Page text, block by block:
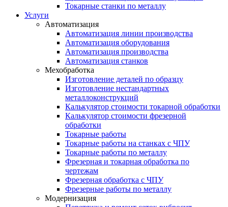
Токарные станки по металлу
Услуги
Автоматизация
Автоматизация линии производства
Автоматизация оборудования
Автоматизация производства
Автоматизация станков
Мехобработка
Изготовление деталей по образцу
Изготовление нестандартных
металлоконструкций
Калькулятор стоимости токарной обработки
Калькулятор стоимости фрезерной
обработки
Токарные работы
Токарные работы на станках с ЧПУ
Токарные работы по металлу
Фрезерная и токарная обработка по
чертежам
Фрезерная обработка с ЧПУ
Фрезерные работы по металлу
Модернизация